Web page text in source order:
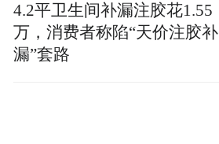
4.2平卫生间补漏注胶花1.55
万，消费者称陷“天价注胶补
漏”套路